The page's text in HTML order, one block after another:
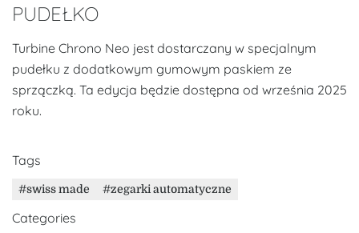
PUDEŁKO
Turbine Chrono Neo jest dostarczany w specjalnym
pudełku z dodatkowym gumowym paskiem ze
sprzączką. Ta edycja będzie dostępna od września 2025
roku.
Tags
swiss made zegarki automatyczne
Categories